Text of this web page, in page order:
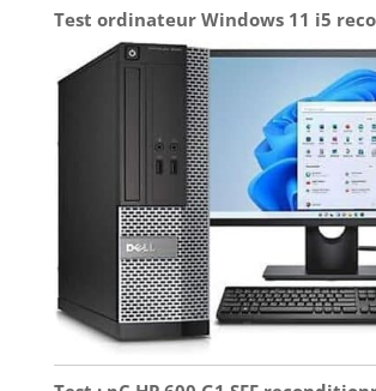
Test ordinateur Windows 11 i5